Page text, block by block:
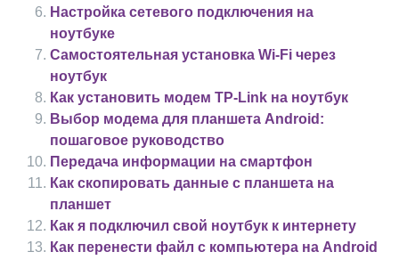
Настройка сетевого подключения на
ноутбуке
Самостоятельная установка Wi-Fi через
ноутбук
Как установить модем TP-Link на ноутбук
Выбор модема для планшета Android:
пошаговое руководство
Передача информации на смартфон
Как скопировать данные с планшета на
планшет
Как я подключил свой ноутбук к интернету
Как перенести файл с компьютера на Android